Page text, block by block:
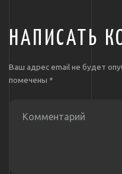
НАПИСАТЬ
Ваш адрес email не будет
помечены *